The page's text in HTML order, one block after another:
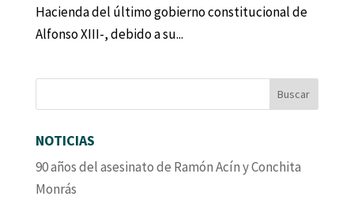
Hacienda del último gobierno constitucional de
Alfonso XIII-, debido a su...
NOTICIAS
90 años del asesinato de Ramón Acín y Conchita
Monrás